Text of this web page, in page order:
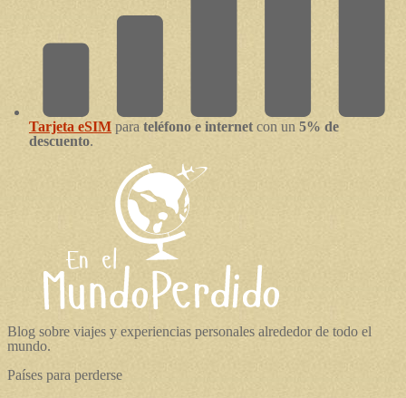
Tarjeta eSIM para teléfono e internet con un 5% de
descuento.
Blog sobre viajes y experiencias personales alrededor de todo el
mundo.
Países para perderse